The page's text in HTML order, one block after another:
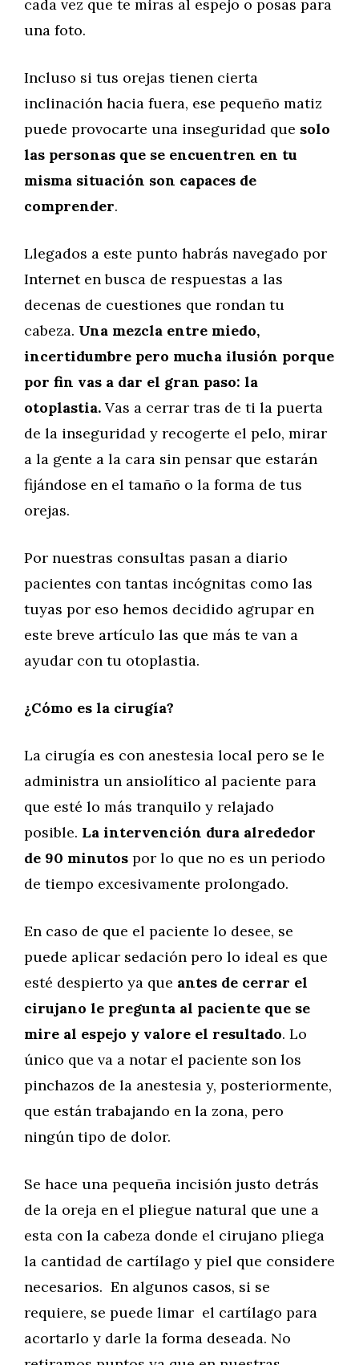
cada vez que te miras al espejo o posas para
una foto.
Incluso si tus orejas tienen cierta
inclinación hacia fuera, ese pequeño matiz
puede provocarte una inseguridad que solo
las personas que se encuentren en tu
misma situación son capaces de
comprender.
Llegados a este punto habrás navegado por
Internet en busca de respuestas a las
decenas de cuestiones que rondan tu
cabeza. Una mezcla entre miedo,
incertidumbre pero mucha ilusión porque
por fin vas a dar el gran paso: la
otoplastia. Vas a cerrar tras de ti la puerta
de la inseguridad y recogerte el pelo, mirar
a la gente a la cara sin pensar que estarán
fijándose en el tamaño o la forma de tus
orejas.
Por nuestras consultas pasan a diario
pacientes con tantas incógnitas como las
tuyas por eso hemos decidido agrupar en
este breve artículo las que más te van a
ayudar con tu otoplastia.
¿Cómo es la cirugía?
La cirugía es con anestesia local pero se le
administra un ansiolítico al paciente para
que esté lo más tranquilo y relajado
posible. La intervención dura alrededor
de 90 minutos por lo que no es un periodo
de tiempo excesivamente prolongado.
En caso de que el paciente lo desee, se
puede aplicar sedación pero lo ideal es que
esté despierto ya que antes de cerrar el
cirujano le pregunta al paciente que se
mire al espejo y valore el resultado. Lo
único que va a notar el paciente son los
pinchazos de la anestesia y, posteriormente,
que están trabajando en la zona, pero
ningún tipo de dolor.
Se hace una pequeña incisión justo detrás
de la oreja en el pliegue natural que une a
esta con la cabeza donde el cirujano pliega
la cantidad de cartílago y piel que considere
necesarios. En algunos casos, si se
requiere, se puede limar el cartílago para
acortarlo y darle la forma deseada. No